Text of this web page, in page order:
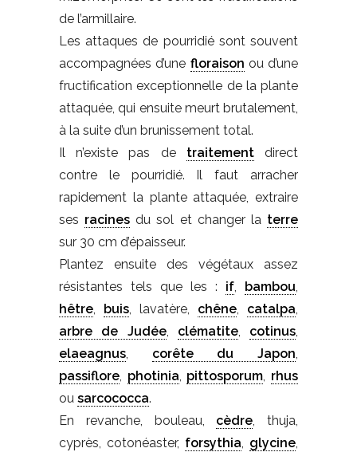
de l’armillaire.
Les attaques de pourridié sont souvent
accompagnées d’une floraison ou d’une
fructification exceptionnelle de la plante
attaquée, qui ensuite meurt brutalement,
à la suite d’un brunissement total.
Il n’existe pas de traitementdirect
contre le pourridié. Il faut arracher
rapidement la plante attaquée, extraire
ses racines du sol et changer la terre
sur 30 cm d’épaisseur.
Plantez ensuite des végétaux assez
résistantes tels que les : if bambou
hêtre
buis , lavatère, chêne catalpa
arbre de Judée, clématite, cotinus
elaeagnus
corête du Japon
passiflore photinia pittosporum rhus
ou sarcococca.
En revanche, bouleau, cèdre , thuja,
cyprès, cotonéaster, forsythia glycine